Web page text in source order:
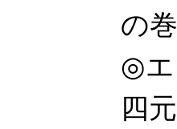
の
◎エ
四